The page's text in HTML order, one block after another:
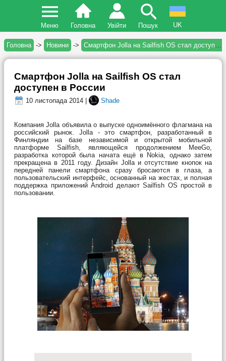
Меню Головна Увійти Пошук UK
Головна -> Новини -> Смартфон Jolla на Sailfish OS стал доступен в России
Смартфон Jolla на Sailfish OS стал
доступен в России
10 листопада 2014 | Shade
Компания Jolla объявила о выпуске одноимённого флагмана на
российский рынок. Jolla - это смартфон, разработанный в
Финляндии на базе независимой и открытой мобильной
платформе Sailfish, являющейся продолжением MeeGo,
разработка которой была начата ещё в Nokia, однако затем
прекращена в 2011 году. Дизайн Jolla и отсутствие кнопок на
передней панели смартфона сразу бросаются в глаза, а
пользовательский интерфейс, основанный на жестах, и полная
поддержка приложений Android делают Sailfish OS простой в
пользовании.